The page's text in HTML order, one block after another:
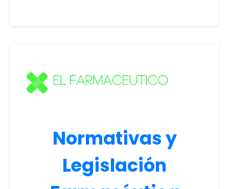
Normativas y
Legislación